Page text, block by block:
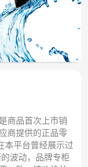
商品首次上市销
商提供的正品零
本平台曾经展示过
波动，品牌专柜